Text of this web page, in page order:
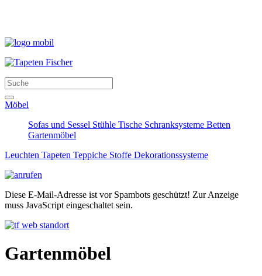
Möbel
Sofas und Sessel Stühle Tische Schranksysteme Betten
Gartenmöbel
Leuchten Tapeten Teppiche Stoffe Dekorationssysteme
Diese E-Mail-Adresse ist vor Spambots geschützt! Zur Anzeige
muss JavaScript eingeschaltet sein.
Gartenmöbel